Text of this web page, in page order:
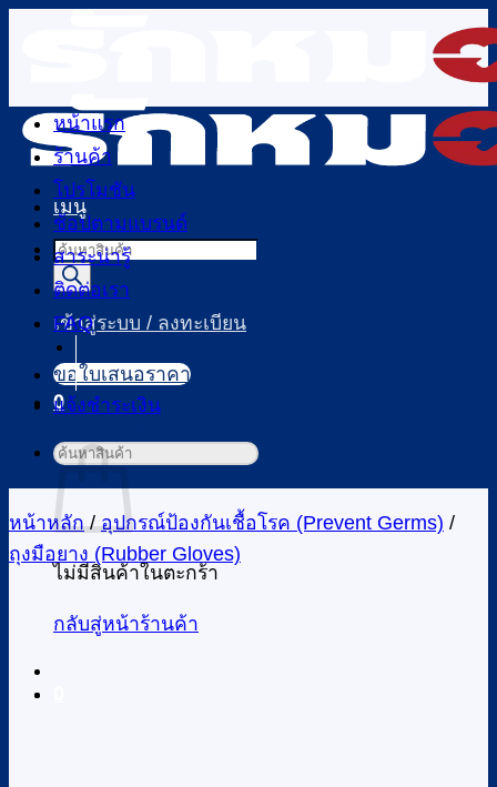
เนื้อหา
เมนู
Products
search
เข้าสู่ระบบ / ลงทะเบียน
0
ไม่มีสินค้าในตะกร้า
กลับสู่หน้าร้านค้า
หน้าแรก
ร้านค้า
โปรโมชัน
ช้อปตามแบรนด์
สาระน่ารู้
ติดต่อเรา
FAQ
ขอใบเสนอราคา
แจ้งชำระเงิน
ค้นหา:
หน้าหลัก / อุปกรณ์ป้องกันเชื้อโรค (Prevent Germs) /
ถุงมือยาง (Rubber Gloves)